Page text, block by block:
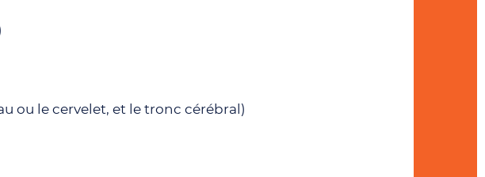
ou le cervelet, et le tronc cérébral)